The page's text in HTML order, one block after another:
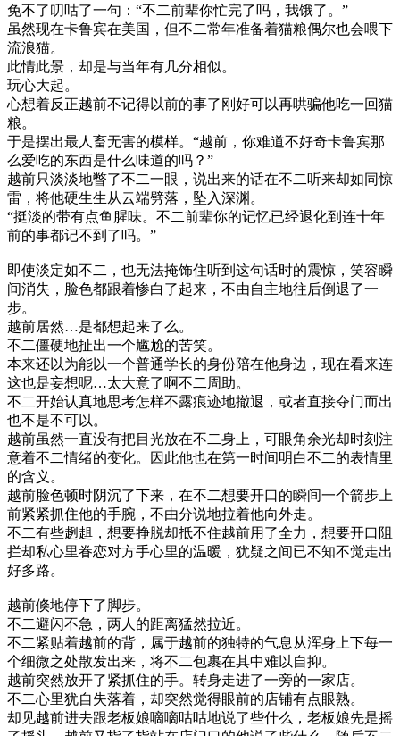
免不了叨咕了一句：“不二前辈你忙完了吗，我饿了。”
虽然现在卡鲁宾在美国，但不二常年准备着猫粮偶尔也会喂下
流浪猫。
此情此景，却是与当年有几分相似。
玩心大起。
心想着反正越前不记得以前的事了刚好可以再哄骗他吃一回猫
粮。
于是摆出最人畜无害的模样。“越前，你难道不好奇卡鲁宾那
么爱吃的东西是什么味道的吗？”
越前只淡淡地瞥了不二一眼，说出来的话在不二听来却如同惊
雷，将他硬生生从云端劈落，坠入深渊。
“挺淡的带有点鱼腥味。不二前辈你的记忆已经退化到连十年
前的事都记不到了吗。”
即使淡定如不二，也无法掩饰住听到这句话时的震惊，笑容瞬
间消失，脸色都跟着惨白了起来，不由自主地往后倒退了一
步。
越前居然…是都想起来了么。
不二僵硬地扯出一个尴尬的苦笑。
本来还以为能以一个普通学长的身份陪在他身边，现在看来连
这也是妄想呢…太大意了啊不二周助。
不二开始认真地思考怎样不露痕迹地撤退，或者直接夺门而出
也不是不可以。
越前虽然一直没有把目光放在不二身上，可眼角余光却时刻注
意着不二情绪的变化。因此他也在第一时间明白不二的表情里
的含义。
越前脸色顿时阴沉了下来，在不二想要开口的瞬间一个箭步上
前紧紧抓住他的手腕，不由分说地拉着他向外走。
不二有些趔趄，想要挣脱却抵不住越前用了全力，想要开口阻
拦却私心里眷恋对方手心里的温暖，犹疑之间已不知不觉走出
好多路。
越前倏地停下了脚步。
不二避闪不急，两人的距离猛然拉近。
不二紧贴着越前的背，属于越前的独特的气息从浑身上下每一
个细微之处散发出来，将不二包裹在其中难以自抑。
越前突然放开了紧抓住的手。转身走进了一旁的一家店。
不二心里犹自失落着，却突然觉得眼前的店铺有点眼熟。
却见越前进去跟老板娘嘀嘀咕咕地说了些什么，老板娘先是摇